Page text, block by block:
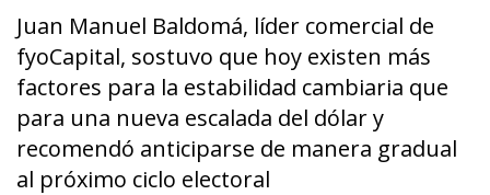
Juan Manuel Baldomá, líder comercial de
fyoCapital, sostuvo que hoy existen más
factores para la estabilidad cambiaria que
para una nueva escalada del dólar y
recomendó anticiparse de manera gradual
al próximo ciclo electoral